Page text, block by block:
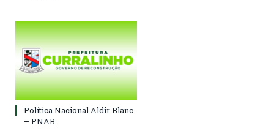
Política Nacional Aldir Blanc
– PNAB